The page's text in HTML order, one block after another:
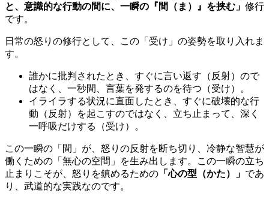
と、意識的な行動の間に、一瞬の『間（ま）』を挟む」 修行
です。
日常の怒りの修行として、この「受け」の姿勢を取り入れま
す。
誰かに批判されたとき、すぐに言い返す（反射）ので
はなく、一秒間、言葉を発するのを待つ（受け）。
イライラする状況に直面したとき、すぐに破壊的な行
動（反射）を起こすのではなく、立ち止まって、深く
一呼吸だけする（受け）。
この一瞬の「間」が、怒りの反射を断ち切り、冷静な智慧が
働くための「無心の空間」を生み出します。この一瞬の立ち
止まりこそが、怒りを鎮めるための 「心の型（かた）」 であ
り、武道的な実践なのです。